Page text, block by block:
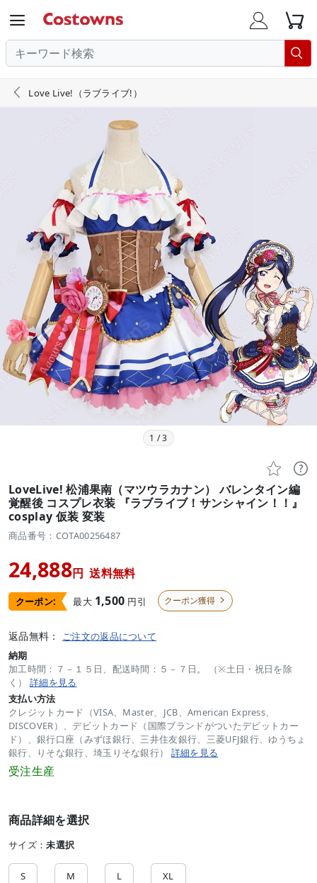
  

 Love Live!（ラブライブ!）
1 /3
 
LoveLive! 松浦果南（マツウラカナン） バレンタイン編
覚醒後 コスプレ衣装 『ラブライブ！サンシャイン！！』
cosplay 仮装 変装
商品番号：COTA00256487
24,888円 送料無料
クーポン: 最大 1,500 円引 クーポン獲得 
返品無料： ご注文の返品について
納期
加工時間：７－１５日、配送時間：５－７日。 （※土日・祝日を除
く） 詳細を見る
支払い方法
クレジットカード（VISA、Master、JCB、American Express、
DISCOVER）、デビットカード（国際ブランドがついたデビットカー
ド）、銀行口座（みずほ銀行、三井住友銀行、三菱UFJ銀行、ゆうちょ
銀行、りそな銀行、埼玉りそな銀行） 詳細を見る
受注生産
商品詳細を選択
サイズ：未選択
S M L XL